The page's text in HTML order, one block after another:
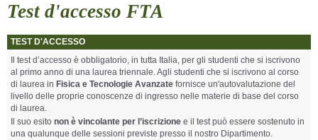
Test d'accesso FTA
TEST D'ACCESSO
Il test d’accesso è obbligatorio, in tutta Italia, per gli studenti che si iscrivono
al primo anno di una laurea triennale. Agli studenti che si iscrivono al corso
di laurea in Fisica e Tecnologie Avanzate fornisce un'autovalutazione del
livello delle proprie conoscenze di ingresso nelle materie di base del corso
di laurea.
Il suo esito non è vincolante per l’iscrizione e il test può essere sostenuto in
una qualunque delle sessioni previste presso il nostro Dipartimento.